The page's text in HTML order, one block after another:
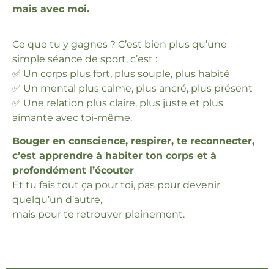
mais avec moi.
Ce que tu y gagnes ? C’est bien plus qu’une
simple séance de sport, c’est :
✅ Un corps plus fort, plus souple, plus habité
✅ Un mental plus calme, plus ancré, plus présent
✅ Une relation plus claire, plus juste et plus
aimante avec toi-même.
Bouger en conscience, respirer, te reconnecter,
c’est apprendre à habiter ton corps et à
profondément l’écouter
Et tu fais tout ça pour toi, pas pour devenir
quelqu’un d’autre,
mais pour te retrouver pleinement.